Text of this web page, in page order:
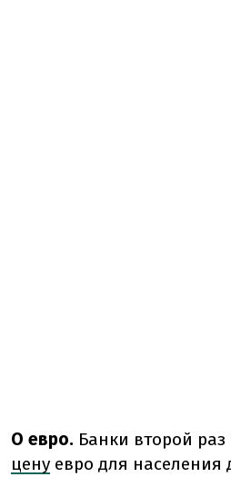
О евро. Банки второй
цену евро для населения